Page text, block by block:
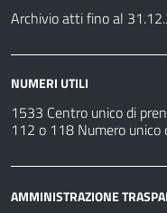
Archivio atti fino al
NUMERI UTILI
1533 Centro unico di
112 o 118 Numero unico
AMMINISTRAZIONE